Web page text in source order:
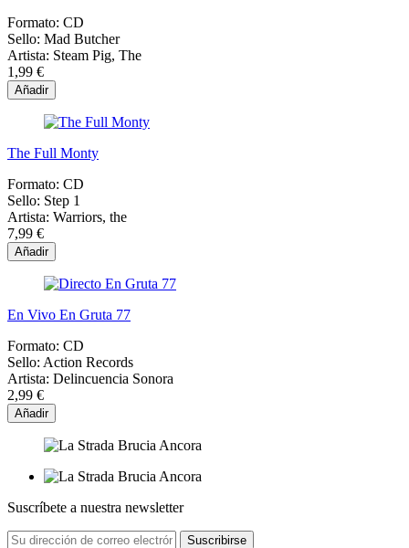
Formato: CD
Sello: Mad Butcher
Artista: Steam Pig, The
1,99 €
Añadir
The Full Monty
Formato: CD
Sello: Step 1
Artista: Warriors, the
7,99 €
Añadir
En Vivo En Gruta 77
Formato: CD
Sello: Action Records
Artista: Delincuencia Sonora
2,99 €
Añadir
Suscríbete a nuestra newsletter